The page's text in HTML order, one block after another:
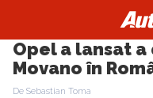
Opel a lansat
Movano în
De Sebastian Toma